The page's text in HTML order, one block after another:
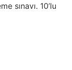
sınavı. 10’lu